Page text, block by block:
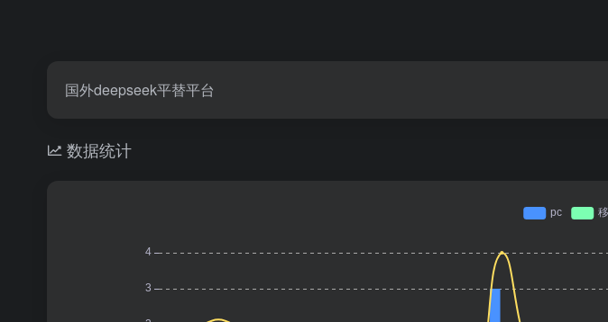
国外deepseek平替平台
数据统计